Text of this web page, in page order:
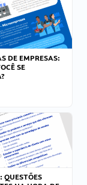
DE EMPRESAS:
SE
QUESTÕES